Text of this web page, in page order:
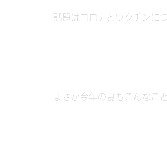
話題はコロナとワクチンに
まさか今年の夏もこんなこ